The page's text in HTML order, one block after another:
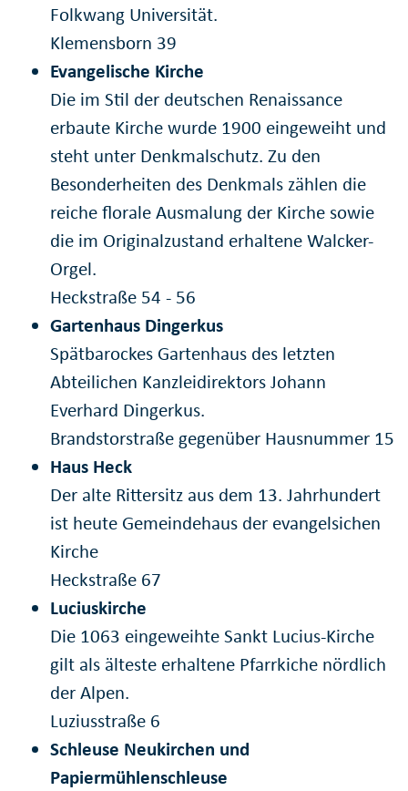
Folkwang Universität.
Klemensborn 39
Evangelische Kirche
Die im Stil der deutschen Renaissance
erbaute Kirche wurde 1900 eingeweiht und
steht unter Denkmalschutz. Zu den
Besonderheiten des Denkmals zählen die
reiche florale Ausmalung der Kirche sowie
die im Originalzustand erhaltene Walcker-
Orgel.
Heckstraße 54 - 56
Gartenhaus Dingerkus
Spätbarockes Gartenhaus des letzten
Abteilichen Kanzleidirektors Johann
Everhard Dingerkus.
Brandstorstraße gegenüber Hausnummer 15
Haus Heck
Der alte Rittersitz aus dem 13. Jahrhundert
ist heute Gemeindehaus der evangelsichen
Kirche
Heckstraße 67
Luciuskirche
Die 1063 eingeweihte Sankt Lucius-Kirche
gilt als älteste erhaltene Pfarrkiche nördlich
der Alpen.
Luziusstraße 6
Schleuse Neukirchen und
Papiermühlenschleuse